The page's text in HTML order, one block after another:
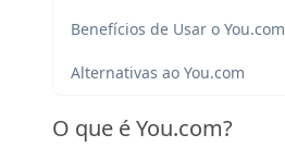
Benefícios de Usar o You.com
Alternativas ao You.com
O que é You.com?